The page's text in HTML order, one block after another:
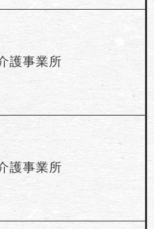
護事業所
護事業所